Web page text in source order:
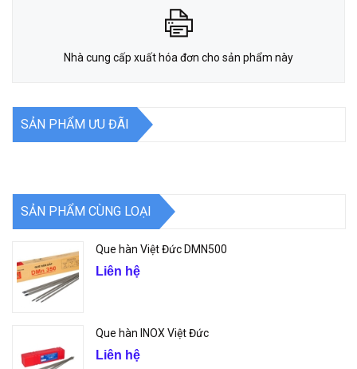
Nhà cung cấp xuất hóa đơn cho sản phẩm này
SẢN PHẨM ƯU ĐÃI
SẢN PHẨM CÙNG LOẠI
Que hàn Việt Đức DMN500
Liên hệ
Que hàn INOX Việt Đức
Liên hệ